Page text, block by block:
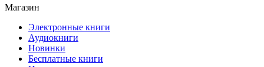
Магазин
Электронные книги
Аудиокниги
Новинки
Бесплатные книги